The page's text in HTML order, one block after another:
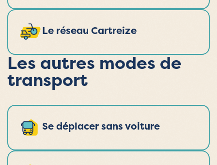
Le réseau Cartreize
Les autres modes de
transport
Se déplacer sans voiture